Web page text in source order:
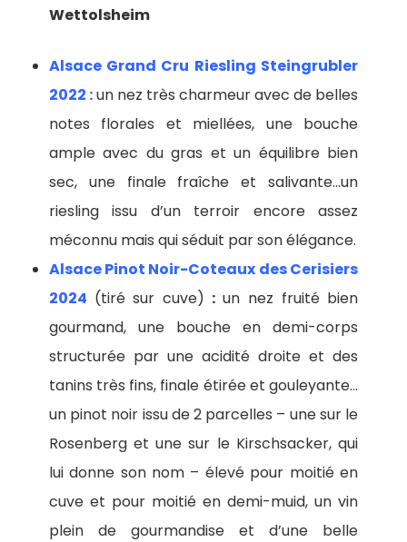
Wettolsheim
Alsace Grand Cru Riesling Steingrubler
2022 :un nez très charmeur avec de belles
notes florales et miellées, une bouche
ample avec du gras et un équilibre bien
sec, une finale fraîche et salivante…un
riesling issu d’un terroir encore assez
méconnu mais qui séduit par son élégance.
Alsace Pinot Noir-Coteaux des Cerisiers
2024 (tiré sur cuve) :un nez fruité bien
gourmand, une bouche en demi-corps
structurée par une acidité droite et des
tanins très fins, finale étirée et gouleyante…
un pinot noir issu de 2 parcelles – une sur le
Rosenberg et une sur le Kirschsacker, qui
lui donne son nom – élevé pour moitié en
cuve et pour moitié en demi-muid, un vin
plein de gourmandise et d’une belle